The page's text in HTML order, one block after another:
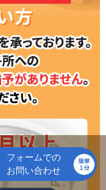
フォームでの
お問い合わせ